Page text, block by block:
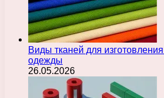
Виды тканей для
одежды
26.05.2026